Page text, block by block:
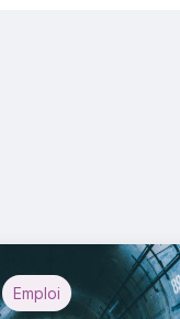
Emploi